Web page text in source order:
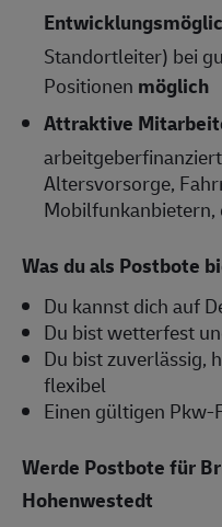
Standortleiter) bei
Positionen möglich
Attraktive
Altersvorsorge,
Mobilfunkanbietern,
Was du als Postbote
Du kannst dich auf
Du bist wetterfest
Du bist zuverlässig,
flexibel
Einen gültigen Pkw-
Werde Postbote für
Hohenwestedt